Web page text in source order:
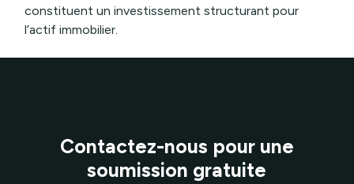
constituent un investissement structurant pour
l’actif immobilier.
Contactez-nous pour une
soumission gratuite